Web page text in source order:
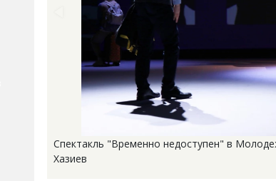
Спектакль "Временно недоступен" в
Хазиев